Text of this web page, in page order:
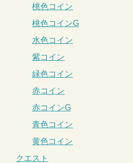
桃色コイン
桃色コインG
水色コイン
紫コイン
緑色コイン
赤コイン
赤コインG
青色コイン
黄色コイン
クエスト